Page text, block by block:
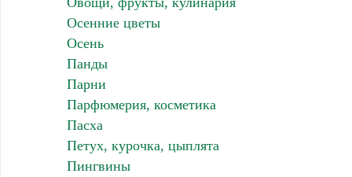
Осенние цветы
Осень
Панды
Парни
Парфюмерия, косметика
Пасха
Петух, курочка, цыплята
Пингвины